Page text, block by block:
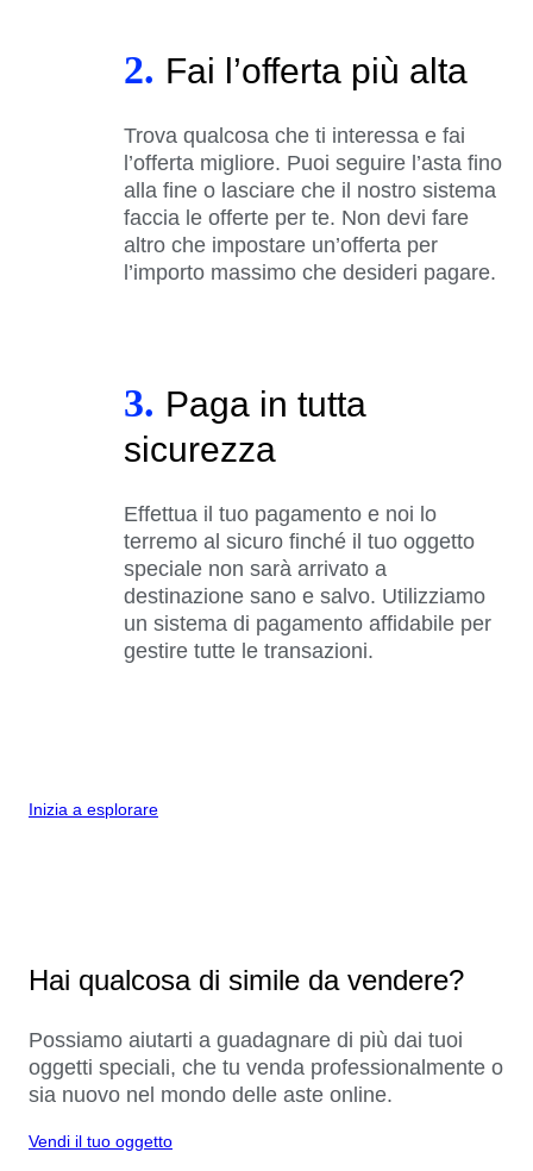
2. Fai l’offerta più alta
Trova qualcosa che ti interessa e fai
l’offerta migliore. Puoi seguire l’asta fino
alla fine o lasciare che il nostro sistema
faccia le offerte per te. Non devi fare
altro che impostare un’offerta per
l’importo massimo che desideri pagare.
3. Paga in tutta
sicurezza
Effettua il tuo pagamento e noi lo
terremo al sicuro finché il tuo oggetto
speciale non sarà arrivato a
destinazione sano e salvo. Utilizziamo
un sistema di pagamento affidabile per
gestire tutte le transazioni.
Inizia a esplorare
Hai qualcosa di simile da vendere?
Possiamo aiutarti a guadagnare di più dai tuoi
oggetti speciali, che tu venda professionalmente o
sia nuovo nel mondo delle aste online.
Vendi il tuo oggetto